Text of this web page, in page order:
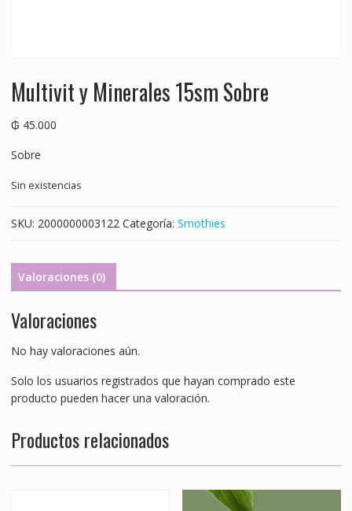
Multivit y Minerales 15sm Sobre
₲ 45.000
Sobre
Sin existencias
SKU: 2000000003122 Categoría: Smothies
Valoraciones (0)
Valoraciones
No hay valoraciones aún.
Solo los usuarios registrados que hayan comprado este
producto pueden hacer una valoración.
Productos relacionados